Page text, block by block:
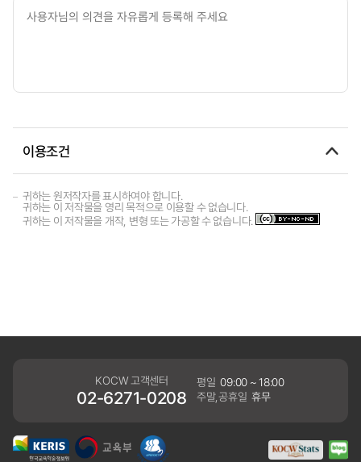
이용조건
귀하는 원저작자를 표시하여야 합니다.
귀하는 이 저작물을 영리 목적으로 이용할 수 없습니다.
귀하는 이 저작물을 개작, 변형 또는 가공할 수 없습니다.
KOCW 고객센터
02-6271-0208
평일 09:00 ~ 18:00
주말,공휴일 휴무